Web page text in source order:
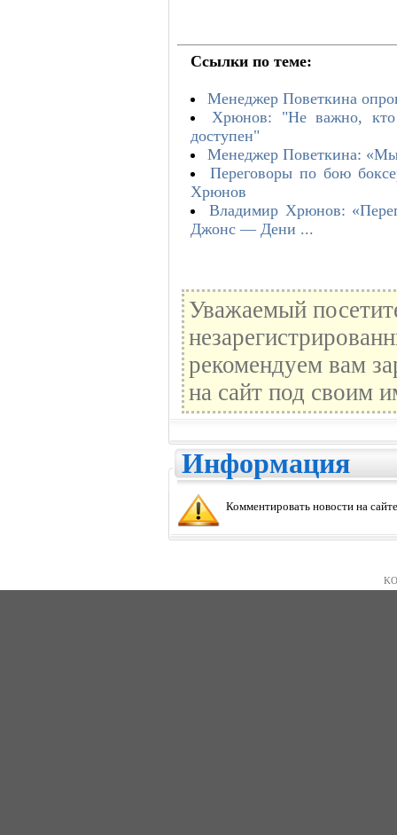
Ссылки по теме:
Менеджер Поветкина
Хрюнов: "Не важно,
доступен"
Менеджер Поветкина: «Мы
Переговоры по бою
Хрюнов
Владимир Хрюнов:
Джонс — Дени ...
Уважаемый
рекомендуем вам
на сайт под своим
Информация
Комментировать новости на